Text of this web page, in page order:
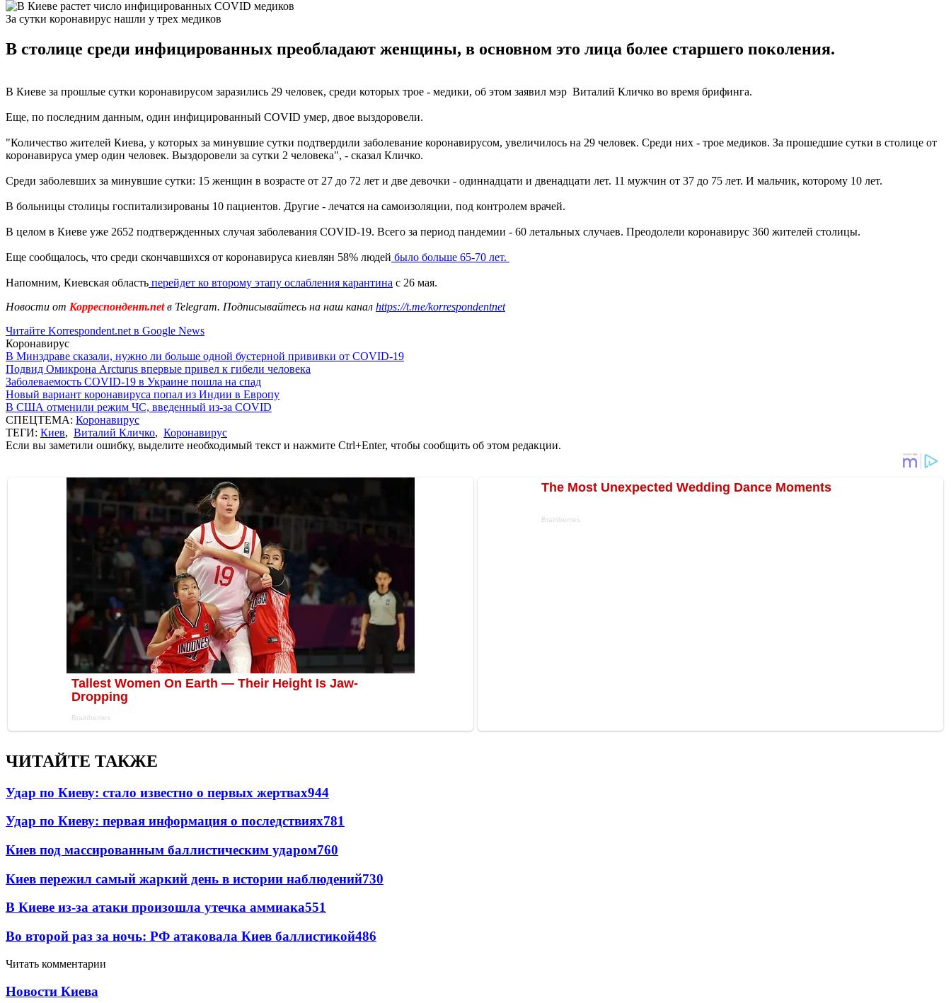
За сутки коронавирус нашли у трех медиков
В столице среди инфицированных преобладают женщины, в основном это лица более старшего поколения.
В Киеве за прошлые сутки коронавирусом заразились 29 человек, среди которых трое - медики, об этом заявил мэр Виталий Кличко во время брифинга.
Еще, по последним данным, один инфицированный COVID умер, двое выздоровели.
"Количество жителей Киева, у которых за минувшие сутки подтвердили заболевание коронавирусом, увеличилось на 29 человек. Среди них - трое медиков. За прошедшие сутки в столице от
коронавируса умер один человек. Выздоровели за сутки 2 человека", - сказал Кличко.
Среди заболевших за минувшие сутки: 15 женщин в возрасте от 27 до 72 лет и две девочки - одиннадцати и двенадцати лет. 11 мужчин от 37 до 75 лет. И мальчик, которому 10 лет.
В больницы столицы госпитализированы 10 пациентов. Другие - лечатся на самоизоляции, под контролем врачей.
В целом в Киеве уже 2652 подтвержденных случая заболевания COVID-19. Всего за период пандемии - 60 летальных случаев. Преодолели коронавирус 360 жителей столицы.
Еще сообщалось, что среди скончавшихся от коронавируса киевлян 58% людей было больше 65-70 лет.
Напомним, Киевская область перейдет ко второму этапу ослабления карантина с 26 мая.
Новости от Корреспондент.netв Telegram. Подписывайтесь на наш канал https://t.me/korrespondentnet
Читайте Korrespondent.net в Google News
Коронавирус
В Минздраве сказали, нужно ли больше одной бустерной прививки от COVID-19
Подвид Омикрона Arcturus впервые привел к гибели человека
Заболеваемость COVID-19 в Украине пошла на спад
Новый вариант коронавируса попал из Индии в Европу
В США отменили режим ЧС, введенный из-за COVID
СПЕЦТЕМА: Коронавирус
ТЕГИ: Киев, Виталий Кличко, Коронавирус
Если вы заметили ошибку, выделите необходимый текст и нажмите Ctrl+Enter, чтобы сообщить об этом редакции.
ЧИТАЙТЕ ТАКЖЕ
Удар по Киеву: стало известно о первых жертвах944
Удар по Киеву: первая информация о последствиях781
Киев под массированным баллистическим ударом760
Киев пережил самый жаркий день в истории наблюдений730
В Киеве из-за атаки произошла утечка аммиака551
Во второй раз за ночь: РФ атаковала Киев баллистикой486
Читать комментарии
Новости Киева